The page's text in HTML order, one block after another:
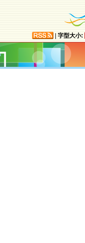
字型大小: